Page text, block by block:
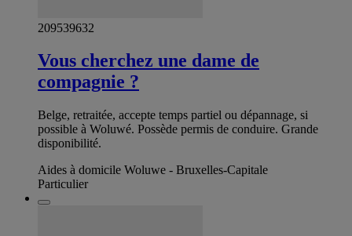
209539632
Vous cherchez une dame de
compagnie ?
Belge, retraitée, accepte temps partiel ou dépannage, si
possible à Woluwé. Possède permis de conduire. Grande
disponibilité.
Aides à domicile Woluwe - Bruxelles-Capitale
Particulier